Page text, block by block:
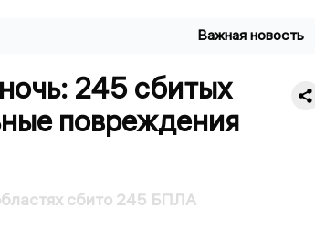
Важная новость
245 сбитых
повреждения
сбито 245 БПЛА